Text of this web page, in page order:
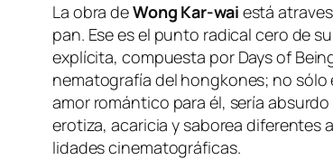
La obra deWong Kar-wai es­tá
pan. Ese es el pun­to ra­di­cal ce­ro de
ex­plí­ci­ta, com­pues­ta por Days of
ne­ma­to­gra­fía del hong­ko­nes; no
amor ro­mán­ti­co pa­ra él, se­ría
ero­ti­za, aca­ri­cia y sa­bo­rea di­fe­ren­tes
li­da­des cinematográficas.